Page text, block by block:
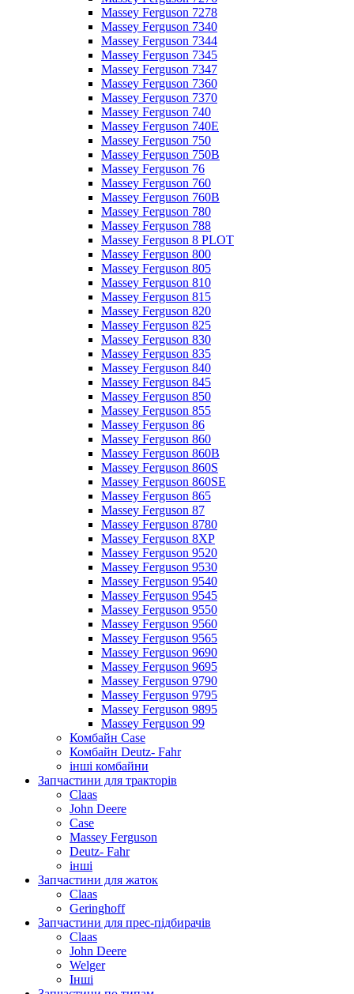
Massey Ferguson 7278
Massey Ferguson 7340
Massey Ferguson 7344
Massey Ferguson 7345
Massey Ferguson 7347
Massey Ferguson 7360
Massey Ferguson 7370
Massey Ferguson 740
Massey Ferguson 740E
Massey Ferguson 750
Massey Ferguson 750B
Massey Ferguson 76
Massey Ferguson 760
Massey Ferguson 760B
Massey Ferguson 780
Massey Ferguson 788
Massey Ferguson 8 PLOT
Massey Ferguson 800
Massey Ferguson 805
Massey Ferguson 810
Massey Ferguson 815
Massey Ferguson 820
Massey Ferguson 825
Massey Ferguson 830
Massey Ferguson 835
Massey Ferguson 840
Massey Ferguson 845
Massey Ferguson 850
Massey Ferguson 855
Massey Ferguson 86
Massey Ferguson 860
Massey Ferguson 860B
Massey Ferguson 860S
Massey Ferguson 860SE
Massey Ferguson 865
Massey Ferguson 87
Massey Ferguson 8780
Massey Ferguson 8XP
Massey Ferguson 9520
Massey Ferguson 9530
Massey Ferguson 9540
Massey Ferguson 9545
Massey Ferguson 9550
Massey Ferguson 9560
Massey Ferguson 9565
Massey Ferguson 9690
Massey Ferguson 9695
Massey Ferguson 9790
Massey Ferguson 9795
Massey Ferguson 9895
Massey Ferguson 99
Комбайн Case
Комбайн Deutz- Fahr
інші комбайни
Запчастини для тракторів
Claas
John Deere
Case
Massey Ferguson
Deutz- Fahr
інші
Запчастини для жаток
Claas
Geringhoff
Запчастини для прес-підбирачів
Claas
John Deere
Welger
Інші